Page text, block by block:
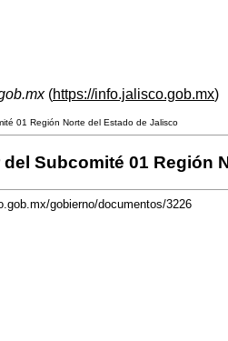
(https://info.jalisco.gob.mx)
01 Región Norte del Estado de Jalisco
Subcomité 01 Región
gobierno/documentos/3226